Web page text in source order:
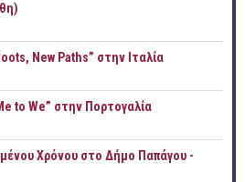
New Paths” στην Ιταλία
to We” στην Πορτογαλία
Χρόνου στο Δήμο Παπάγου -